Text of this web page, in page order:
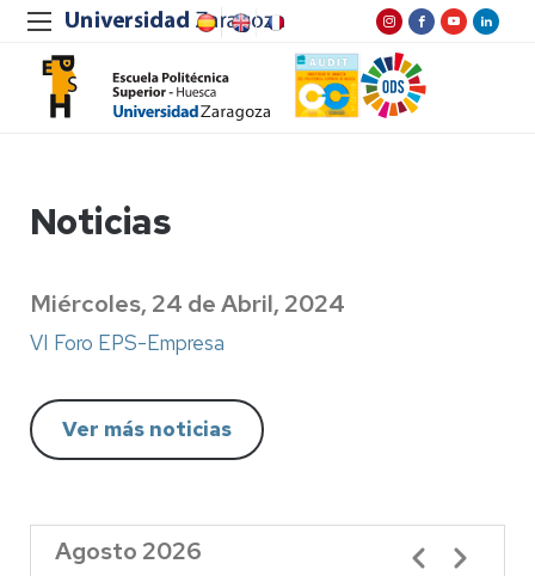
Noticias
Miércoles, 24 de Abril, 2024
VI Foro EPS-Empresa
Ver más noticias
Agosto 2026 Paginación